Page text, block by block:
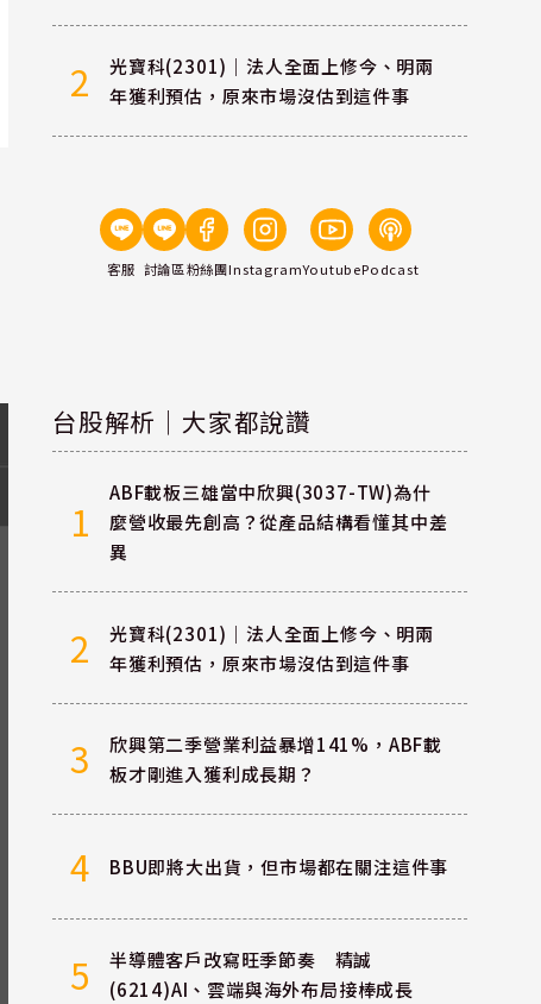
2
光寶科(2301)｜法人全面上修今、明兩
年獲利預估，原來市場沒估到這件事
客服 討論區粉絲團InstagramYoutubePodcast
台股解析｜大家都說讚
1
ABF載板三雄當中欣興(3037-TW)為什
麼營收最先創高？從產品結構看懂其中差
異
2
光寶科(2301)｜法人全面上修今、明兩
年獲利預估，原來市場沒估到這件事
3
欣興第二季營業利益暴增141%，ABF載
板才剛進入獲利成長期？
4 BBU即將大出貨，但市場都在關注這件事
5
半導體客戶改寫旺季節奏 精誠
(6214)AI、雲端與海外布局接棒成長